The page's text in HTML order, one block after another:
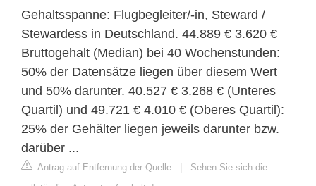
Gehaltsspanne: Flugbegleiter/-in, Steward /
Stewardess in Deutschland. 44.889 € 3.620 €
Bruttogehalt (Median) bei 40 Wochenstunden:
50% der Datensätze liegen über diesem Wert
und 50% darunter. 40.527 € 3.268 € (Unteres
Quartil) und 49.721 € 4.010 € (Oberes Quartil):
25% der Gehälter liegen jeweils darunter bzw.
darüber ...
Antrag auf Entfernung der Quelle | Sehen Sie sich die